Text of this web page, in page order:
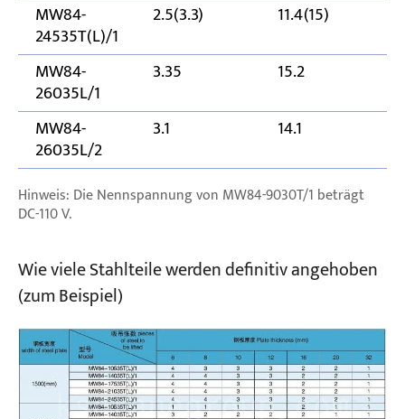
MW84-
24535T(L)/1
2.5(3.3) 11.4(15)
MW84-
26035L/1
3.35 15.2
MW84-
26035L/2
3.1 14.1
Hinweis: Die Nennspannung von MW84-9030T/1 beträgt
DC-110 V.
Wie viele Stahlteile werden definitiv angehoben
(zum Beispiel)